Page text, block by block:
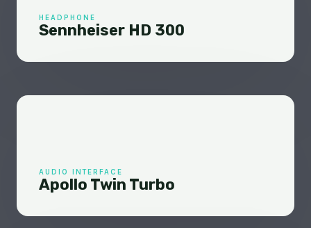
HEADPHONE
Sennheiser HD 300
AUDIO INTERFACE
Apollo Twin Turbo